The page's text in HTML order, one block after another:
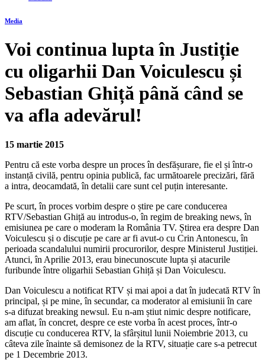
Media
Voi continua lupta în Justiție
cu oligarhii Dan Voiculescu și
Sebastian Ghiță până când se
va afla adevărul!
15 martie 2015
Pentru că este vorba despre un proces în desfășurare, fie el și într-o
instanță civilă, pentru opinia publică, fac următoarele precizări, fără
a intra, deocamdată, în detalii care sunt cel puțin interesante.
Pe scurt, în proces vorbim despre o știre pe care conducerea
RTV/Sebastian Ghiță au introdus-o, în regim de breaking news, în
emisiunea pe care o moderam la România TV. Știrea era despre Dan
Voiculescu și o discuție pe care ar fi avut-o cu Crin Antonescu, în
perioada scandalului numirii procurorilor, despre Ministerul Justiției.
Atunci, în Aprilie 2013, erau binecunoscute lupta și atacurile
furibunde între oligarhii Sebastian Ghiță și Dan Voiculescu.
Dan Voiculescu a notificat RTV și mai apoi a dat în judecată RTV în
principal, și pe mine, în secundar, ca moderator al emisiunii în care
s-a difuzat breaking newsul. Eu n-am știut nimic despre notificare,
am aflat, în concret, despre ce este vorba în acest proces, într-o
discuție cu conducerea RTV, la sfârșitul lunii Noiembrie 2013, cu
câteva zile înainte să demisonez de la RTV, situație care s-a petrecut
pe 1 Decembrie 2013.